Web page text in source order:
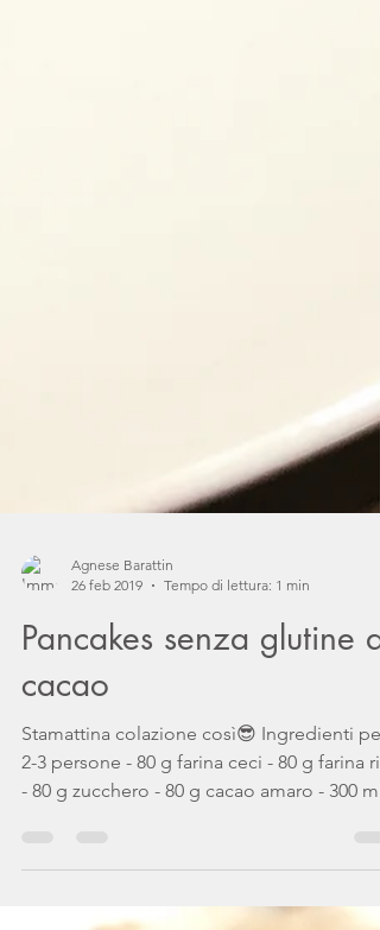
Agnese Barattin
26 feb 2019
Tempo di lettura: 1 min
Pancakes senza glutine al
cacao
Stamattina colazione così😎 Ingredienti per